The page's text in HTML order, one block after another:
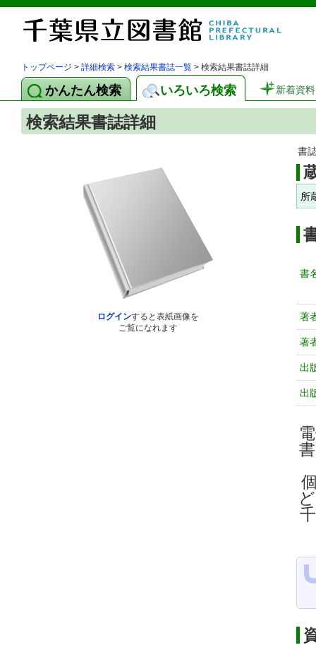
トップページ > 詳細検索 > 検索結果書誌一覧 > 検索結果書誌詳細
かんたん検索 いろいろ検索 新着資料
検索結果書誌詳細
ログインすると表紙画像を
ご覧になれます
書
所
書
著
著
出
出